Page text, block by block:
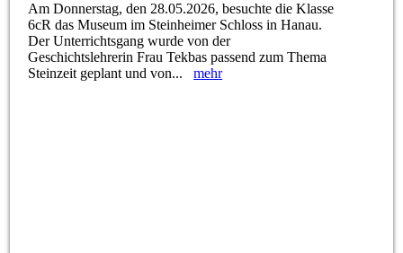
Am Donnerstag, den 28.05.2026, besuchte die Klasse
6cR das Museum im Steinheimer Schloss in Hanau.
Der Unterrichtsgang wurde von der
Geschichtslehrerin Frau Tekbas passend zum Thema
Steinzeit geplant und von...mehr